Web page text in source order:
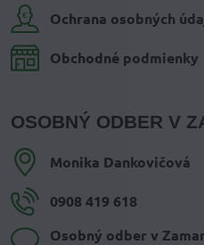
Ochrana osobných
Obchodné podmienky
OSOBNÝ ODBER V
Monika Dankovičová
0908 419 618
Osobný odber v